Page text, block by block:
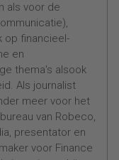
als voor de
op financieel-
en
thema's alsook
Als journalist
meer voor het
van Robeco,
presentator en
voor Finance